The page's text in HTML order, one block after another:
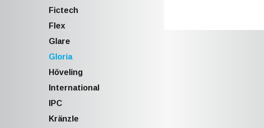
Fictech
Flex
Glare
Gloria
Höveling
International
IPC
Kränzle